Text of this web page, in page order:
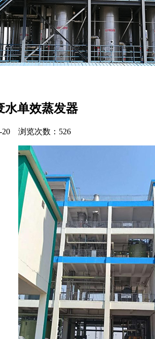
水单效蒸发器
20 浏览次数：526